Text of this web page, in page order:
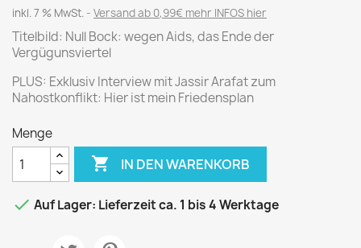
inkl. 7 % MwSt. Versand ab 0,99€ mehr INFOS hier
Titelbild: Null Bock: wegen Aids, das Ende der
Vergügunsviertel
PLUS: Exklusiv Interview mit Jassir Arafat zum
Nahostkonflikt: Hier ist mein Friedensplan
Menge
 IN DEN WARENKORB
 Auf Lager: Lieferzeit ca. 1 bis 4 Werktage